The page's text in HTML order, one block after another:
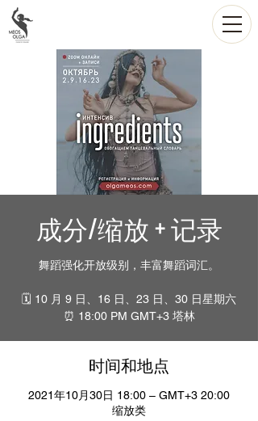
成分/缩放 + 记录
舞蹈强化开放级别，丰富舞蹈词汇。
🗓 10 月 9 日、16 日、23 日、30 日星期六
⏰ 18:00 PM GMT+3 塔林
时间和地点
2021年10月30日 18:00 – GMT+3 20:00
缩放类